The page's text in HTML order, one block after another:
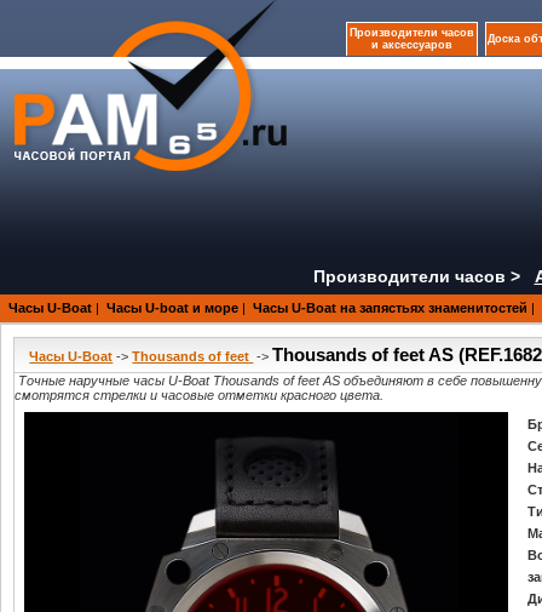
Производители часов
и аксессуаров
Доска
Производители часов >
Часы U-Boat | Часы U-boat и море | Часы U-Boat на запястьях знаменитостей |
Часы U-Boat ->Thousands of feet -> Thousands of feet AS
Точные наручные часы U-Boat Thousands of feet AS объединяют в себе
смотрятся стрелки и часовые отметки красного цвета.